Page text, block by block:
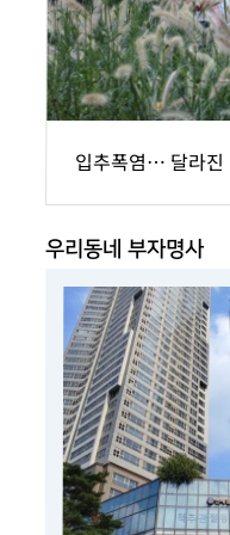
입추폭염… 달라진
우리동네 부자명사